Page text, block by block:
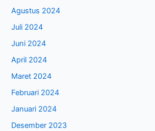
Agustus 2024
Juli 2024
Juni 2024
April 2024
Maret 2024
Februari 2024
Januari 2024
Desember 2023